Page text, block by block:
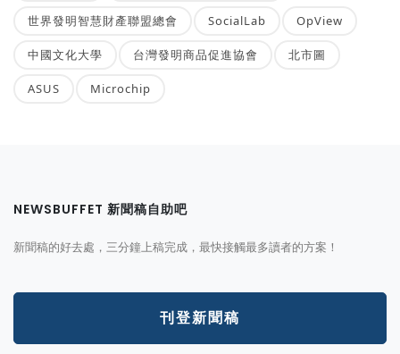
世界發明智慧財產聯盟總會 SocialLab OpView
中國文化大學 台灣發明商品促進協會 北市圖
ASUS Microchip
NEWSBUFFET 新聞稿自助吧
新聞稿的好去處，三分鐘上稿完成，最快接觸最多讀者的方案！
刊登新聞稿